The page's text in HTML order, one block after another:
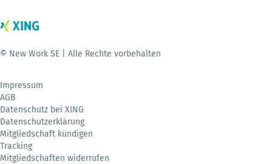
© New Work SE | Alle Rechte vorbehalten
Impressum
AGB
Datenschutz bei XING
Datenschutzerklärung
Mitgliedschaft kündigen
Tracking
Mitgliedschaften widerrufen